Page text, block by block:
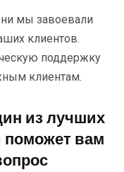
мы завоевали
клиентов.
поддержку
клиентам.
из лучших
поможет вам